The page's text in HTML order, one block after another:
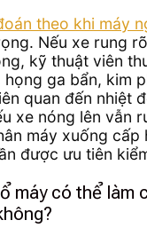
theo khi máy
Nếu xe rung
kỹ thuật viên
ga bẩn, kim
quan đến nhiệt
xe nóng lên vẫn
máy xuống cấp
được ưu tiên
máy có thể làm